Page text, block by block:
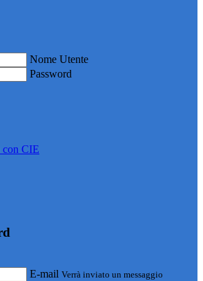
Nome Utente
Password
con CIE
E-mail Verrà inviato un messaggio